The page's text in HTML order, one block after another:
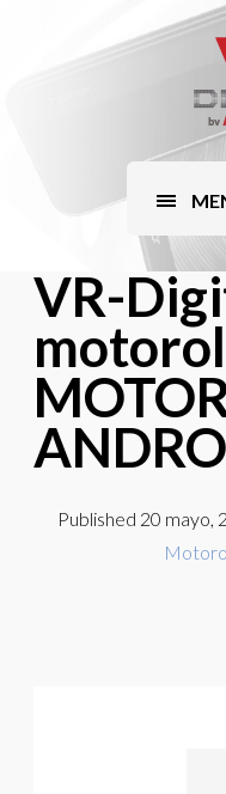
VR-
Published 20 mayo,